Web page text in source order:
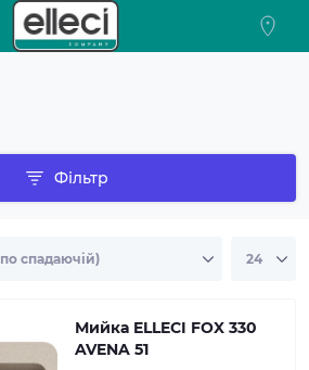
Фільтр
Мийка ELLECI FOX 330
AVENA 51